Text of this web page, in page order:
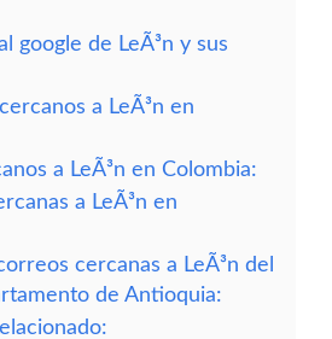
google de LeÃ³n y sus
a LeÃ³n en
a LeÃ³n en Colombia:
a LeÃ³n en
cercanas a LeÃ³n del
de Antioquia: